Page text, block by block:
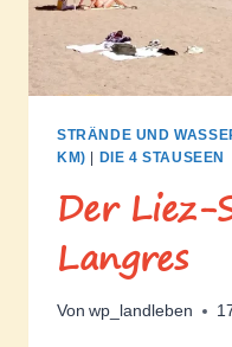
STRÄNDE UND
KM) | DIE 4 STAUSEEN
Der Liez-
Langres
Von wp_landleben